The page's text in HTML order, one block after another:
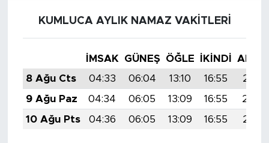
KUMLUCA AYLIK NAMAZ VAKITLERI
İMSAK GÜNEŞ ÖĞLE İKINDI
8 Ağu Cts
04:33 06:04 13:10 16:55
20:05
9 Ağu Paz
04:34 06:05 13:09 16:55
10 Ağu Pts
04:36 06:05 13:09 16:55 20:03